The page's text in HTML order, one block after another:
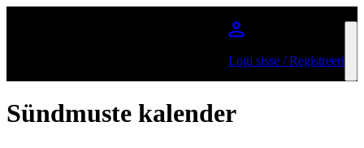
Logi sisse / Registreeri
Sündmuste kalender